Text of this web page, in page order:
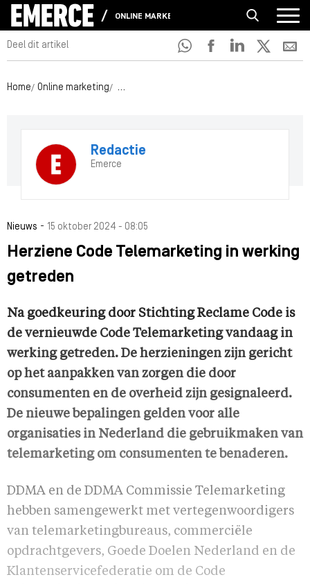
ONLINE MARKETING
Deel dit artikel
Home Online marketing Herziene Code Telemarketing in werking
Redactie
Emerce
Nieuws - 15 oktober 2024 - 08:05
Herziene Code Telemarketing in werking
getreden
Na goedkeuring door Stichting Reclame Code is
de vernieuwde Code Telemarketing vandaag in
werking getreden. De herzieningen zijn gericht
op het aanpakken van zorgen die door
consumenten en de overheid zijn gesignaleerd.
De nieuwe bepalingen gelden voor alle
organisaties in Nederland die gebruikmaken van
telemarketing om consumenten te benaderen.
DDMA en de DDMA Commissie Telemarketing
hebben samengewerkt met vertegenwoordigers
van telemarketingbureaus, commerciële
opdrachtgevers, Goede Doelen Nederland en de
Klantenservicefederatie om de Code